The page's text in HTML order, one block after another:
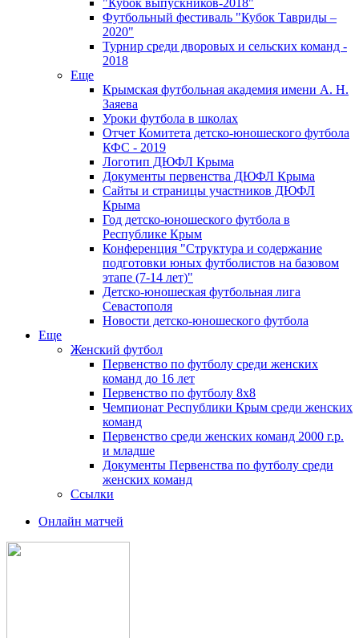
"Кубок выпускников-2018"
Футбольный фестиваль "Кубок Тавриды –
2020"
Турнир среди дворовых и сельских команд -
2018
Еще
Крымская футбольная академия имени А. Н.
Заяева
Уроки футбола в школах
Отчет Комитета детско-юношеского футбола
КФС - 2019
Логотип ДЮФЛ Крыма
Документы первенства ДЮФЛ Крыма
Сайты и страницы участников ДЮФЛ
Крыма
Год детско-юношеского футбола в
Республике Крым
Конференция "Структура и содержание
подготовки юных футболистов на базовом
этапе (7-14 лет)"
Детско-юношеская футбольная лига
Севастополя
Новости детско-юношеского футбола
Еще
Женский футбол
Первенство по футболу среди женских
команд до 16 лет
Первенство по футболу 8х8
Чемпионат Республики Крым среди женских
команд
Первенство среди женских команд 2000 г.р.
и младше
Документы Первенства по футболу среди
женских команд
Ссылки
Онлайн матчей